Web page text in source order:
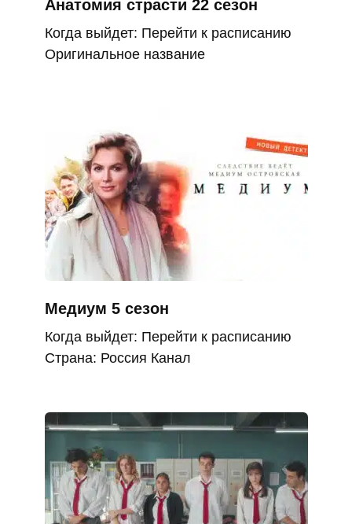
Анатомия страсти 22 сезон
Когда выйдет: Перейти к расписанию
Оригинальное название
Медиум 5 сезон
Когда выйдет: Перейти к расписанию
Страна: Россия Канал